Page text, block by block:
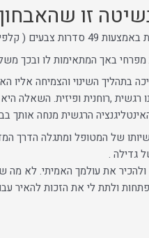
זו
של האדם בסדרת צבע מסוימת,
מפרחי באך המתאימות לו ובכך
בתהליך השינוי והצמיחה אליו
רגשית ,רוחנית ופיזית. השאלה
הרגשית מנחה אותך
של המטופל ומתגלה הדרך
גדילה .
ולהכיר את עולמך האמיתי. לא
ולתת לי את הזכות להאיר